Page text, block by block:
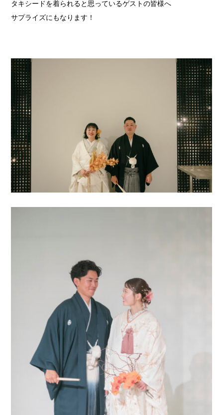
タキシードを着られると思っているゲストの皆様へ
サプライズにもなります！